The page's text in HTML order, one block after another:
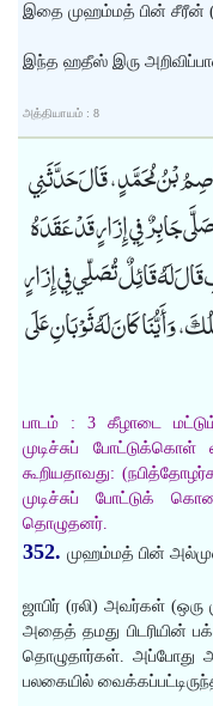
இதை முஹம்மத் பின் சீரீன்
இந்த ஹதீஸ் இரு
அத்தியாயம் : 8
بْنُ مُحَمَّدٍ، قَالَ حَدَّثَنِي
جَابِرٌ فِي إِزَارٍ قَدْ عَقَدَهُ
لَهُ قَائِلٌ تُصَلِّي فِي إِزَارٍ
وَأَيُّنَا كَانَ لَهُ ثَوْبَانِ عَلَى
பாடம் : 3 கீழாடை
முடிச்சுப்
கூறியதாவது:
முடிச்சுப் போட்டுக்
தொழுதனர்.
352. முஹம்மத் பின்
ஜாபிர் (ரலி) அவர்கள்
அதைத் தமது பிடரியின்
தொழுதார்கள். அப்போது
பலகையில்